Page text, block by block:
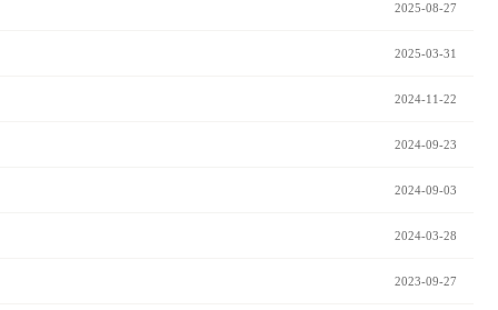
2025-08-27
2025-03-31
2024-11-22
2024-09-23
2024-09-03
2024-03-28
2023-09-27